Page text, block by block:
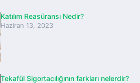
Katılım Reasüransı Nedir?
Haziran 13, 2023
Tekafül Sigortacılığının farkları nelerdir?